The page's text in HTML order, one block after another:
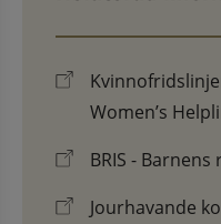
Women’s
BRIS -
Jourhavande